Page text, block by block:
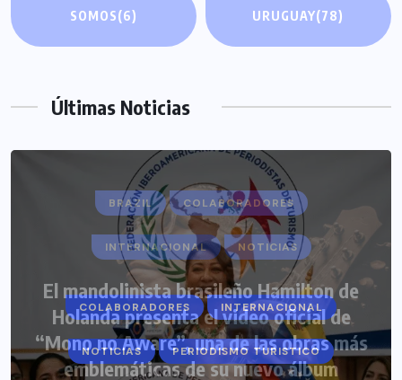
SOMOS(6) URUGUAY(78)
Últimas Noticias
COLABORADORES INTERNACIONAL
NOTICIAS PERIODISMO TURISTICO